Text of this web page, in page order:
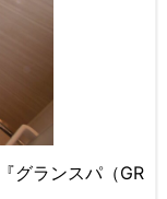
グランスパ（GR